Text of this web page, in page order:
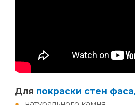
Для покраски стен